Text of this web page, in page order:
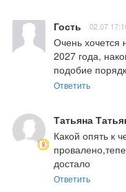
Гость 02.07
Очень хочется
2027 года,
подобие
Ответить
Татьяна
Какой опять к
достало
Ответить